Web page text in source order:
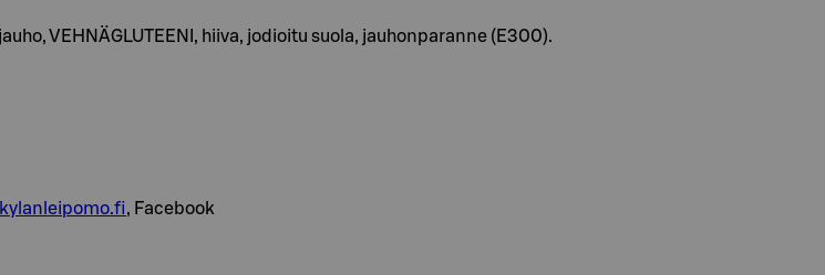
VEHNÄGLUTEENI, hiiva, jodioitu suola, jauhonparanne (E300).
, Facebook